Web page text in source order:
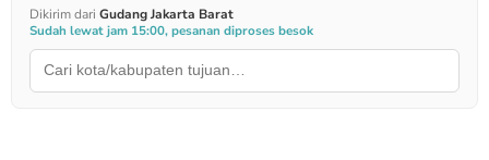
Dikirim dari Gudang Jakarta Barat
Sudah lewat jam 15:00, pesanan diproses besok